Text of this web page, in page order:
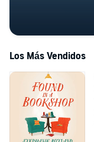
Los Más Vendidos